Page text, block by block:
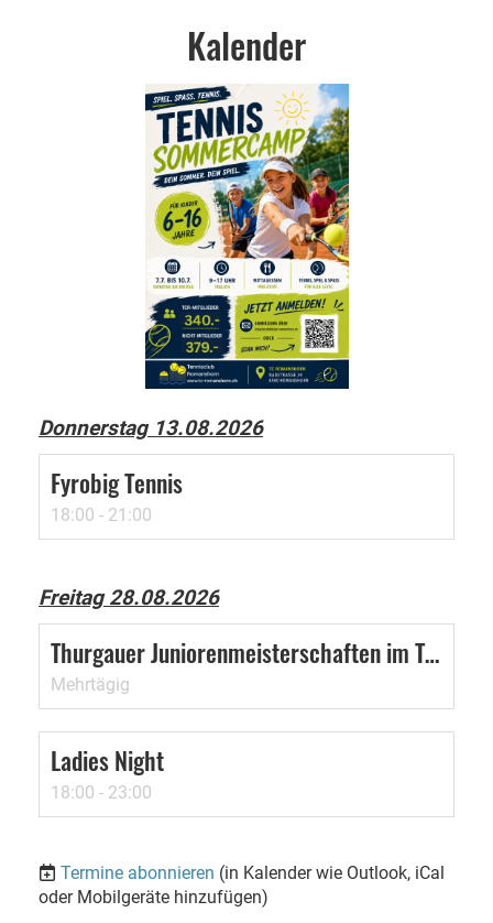
Kalender
Donnerstag 13.08.2026
Fyrobig Tennis
18:00 - 21:00
Freitag 28.08.2026
Thurgauer Juniorenmeisterschaften im TC Kreuzlingen
Mehrtägig
Ladies Night
18:00 - 23:00
Termine abonnieren (in Kalender wie Outlook, iCal
oder Mobilgeräte hinzufügen)